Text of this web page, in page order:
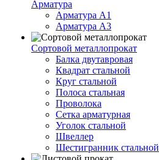
Арматура
Арматура A1
Арматура А3
Сортовой металлопрокат
Балка двутавровая
Квадрат стальной
Круг стальной
Полоса стальная
Проволока
Сетка арматурная
Уголок стальной
Швеллер
Шестигранник стальной